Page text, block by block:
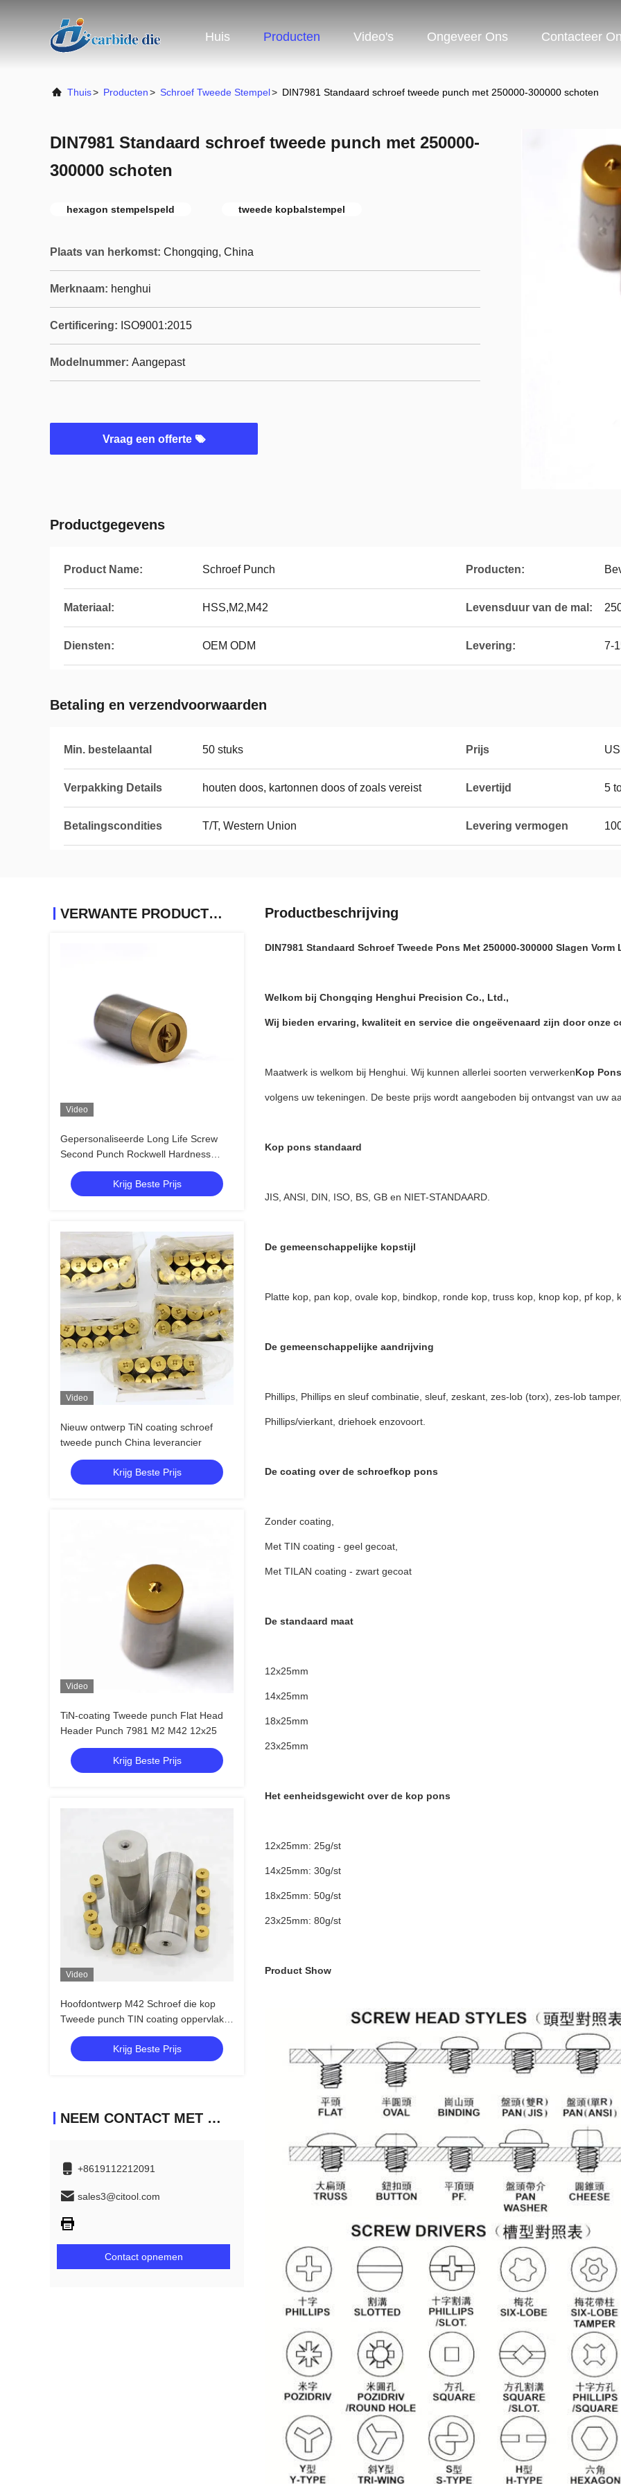
Huis Producten Video's Ongeveer Ons Contacteer
Thuis> Producten> Schroef Tweede Stempel> DIN7981 Standaard schroef tweede punch met 250000-300000 schoten
DIN7981 Standaard schroef tweede punch met 250000-
300000 schoten
hexagon stempelspeld tweede kopbalstempel
Plaats van herkomst: Chongqing, China
Merknaam: henghui
Certificering: ISO9001:2015
Modelnummer: Aangepast
Vraag een offerte
Productgegevens
Product Name: Schroef Punch Producten:
Materiaal: HSS,M2,M42 Levensduur van de mal:
Diensten: OEM ODM Levering: 7-
Betaling en verzendvoorwaarden
Min. bestelaantal 50 stuks Prijs
Verpakking Details houten doos, kartonnen doos of zoals vereist Levertijd 5
Betalingscondities T/T, Western Union Levering vermogen
VERWANTE PRODUCTEN
Video
Gepersonaliseerde Long Life Screw
Second Punch Rockwell Hardness
Tester voor producten
Krijg Beste Prijs
Video
Nieuw ontwerp TiN coating schroef
tweede punch China leverancier
Krijg Beste Prijs
Video
TiN-coating Tweede punch Flat Head
Header Punch 7981 M2 M42 12x25
Krijg Beste Prijs
Video
Hoofdontwerp M42 Schroef die kop
Tweede punch TIN coating oppervlak
polijsten
Krijg Beste Prijs
NEEM CONTACT MET ONS OP
+8619112212091
sales3@citool.com
Contact opnemen
Productbeschrijving
DIN7981 Standaard Schroef Tweede Pons Met 250000-300000 Slagen Vorm
Welkom bij Chongqing Henghui Precision Co., Ltd.,
Wij bieden ervaring, kwaliteit en service die ongeëvenaard zijn door onze
Maatwerk is welkom bij Henghui. Wij kunnen allerlei soorten verwerkenKop
volgens uw tekeningen. De beste prijs wordt aangeboden bij ontvangst van uw
Kop pons standaard
JIS, ANSI, DIN, ISO, BS, GB en NIET-STANDAARD.
De gemeenschappelijke kopstijl
Platte kop, pan kop, ovale kop, bindkop, ronde kop, truss kop, knop kop, pf kop,
De gemeenschappelijke aandrijving
Phillips, Phillips en sleuf combinatie, sleuf, zeskant, zes-lob (torx), zes-lob
Phillips/vierkant, driehoek enzovoort.
De coating over de schroefkop pons
Zonder coating,
Met TIN coating - geel gecoat,
Met TILAN coating - zwart gecoat
De standaard maat
12x25mm
14x25mm
18x25mm
23x25mm
Het eenheidsgewicht over de kop pons
12x25mm: 25g/st
14x25mm: 30g/st
18x25mm: 50g/st
23x25mm: 80g/st
Product Show